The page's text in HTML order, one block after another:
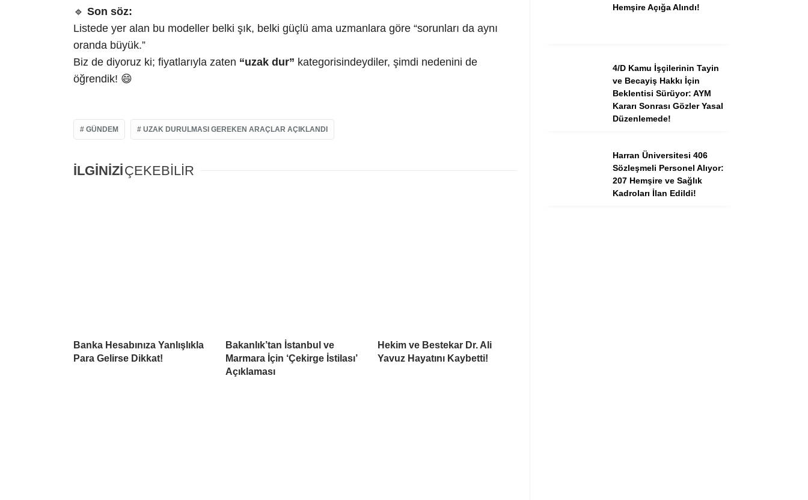
🔹 Son söz:
Listede yer alan bu modeller belki şık, belki güçlü ama uzmanlara göre “sorunları da aynı
oranda büyük.”
Biz de diyoruz ki; fiyatlarıyla zaten “uzak dur” kategorisindeydiler, şimdi nedenini de
öğrendik! 😄
GÜNDEM UZAK DURULMASI GEREKEN ARAÇLAR AÇIKLANDI
İLGİNİZİÇEKEBİLİR
Banka Hesabınıza Yanlışlıkla
Para Gelirse Dikkat!
Bakanlık’tan İstanbul ve
Marmara İçin ‘Çekirge İstilası’
Açıklaması
Hekim ve Bestekar Dr. Ali
Yavuz Hayatını Kaybetti!
Hemşire Açığa Alındı!
4/D Kamu İşçilerinin Tayin
ve Becayiş Hakkı İçin
Beklentisi Sürüyor: AYM
Kararı Sonrası Gözler Yasal
Düzenlemede!
Harran Üniversitesi 406
Sözleşmeli Personel Alıyor:
207 Hemşire ve Sağlık
Kadroları İlan Edildi!